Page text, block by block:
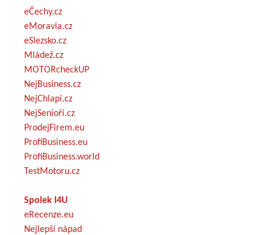
eČechy.cz
eMoravia.cz
eSlezsko.cz
Mládež.cz
MOTORcheckUP
NejBusiness.cz
NejChlapi.cz
NejSenioři.cz
ProdejFirem.eu
ProfiBusiness.eu
ProfiBusiness.world
TestMotoru.cz
Spolek I4U
eRecenze.eu
Nejlepší nápad